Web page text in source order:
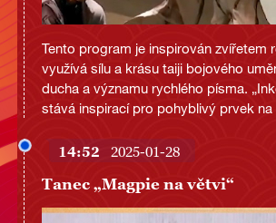
Tento program je inspirován zvířetem
využívá sílu a krásu taiji bojového
ducha a významu rychlého písma.
stává inspirací pro pohyblivý prvek na
14:52 2025-01-28
Tanec „Magpie na větvi“